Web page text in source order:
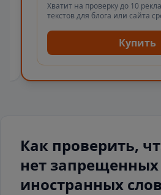
Хватит на проверку до 10
текстов для блога или сайта
Купить
Как проверить,
нет запрещенных
иностранных